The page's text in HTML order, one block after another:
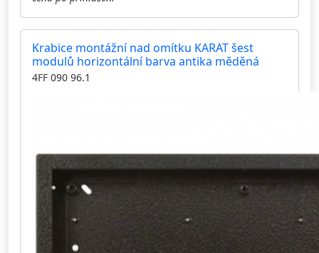
Krabice montážní nad omítku KARAT šest
modulů horizontální barva antika měděná
4FF 090 96.1